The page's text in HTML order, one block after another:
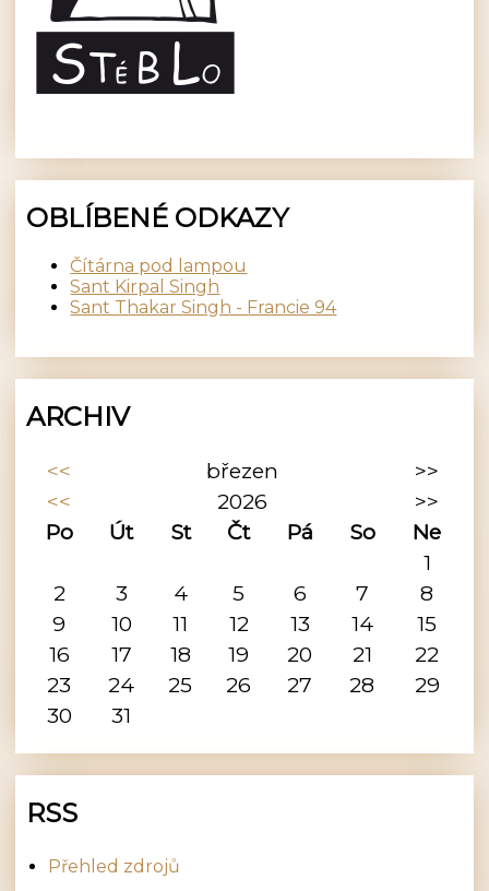
OBLÍBENÉ ODKAZY
Čítárna pod lampou
Sant Kirpal Singh
Sant Thakar Singh - Francie 94
ARCHIV
<< březen
>>
<<
2026
>>
Po
Út St Čt Pá So
Ne
1
2
3 4 5 6 7
8
9
10 11 12 13 14
15
16
17 18 19 20 21
22
23
24 25 26 27 28
29
30
31
RSS
Přehled zdrojů